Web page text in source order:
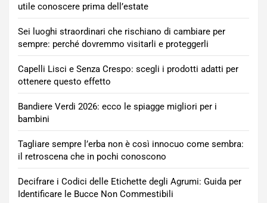
utile conoscere prima dell’estate
Sei luoghi straordinari che rischiano di cambiare per
sempre: perché dovremmo visitarli e proteggerli
Capelli Lisci e Senza Crespo: scegli i prodotti adatti per
ottenere questo effetto
Bandiere Verdi 2026: ecco le spiagge migliori per i
bambini
Tagliare sempre l’erba non è così innocuo come sembra:
il retroscena che in pochi conoscono
Decifrare i Codici delle Etichette degli Agrumi: Guida per
Identificare le Bucce Non Commestibili